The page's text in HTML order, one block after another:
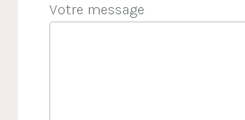
Votre message